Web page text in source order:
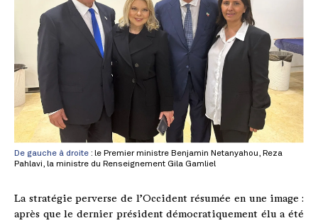
De gauche à droite : le Premier ministre Benjamin Netanyahou, Reza
Pahlavi, la ministre du Renseignement Gila Gamliel
La stratégie perverse de l’Occident résumée en une image :
après que le dernier président démocratiquement élu a été